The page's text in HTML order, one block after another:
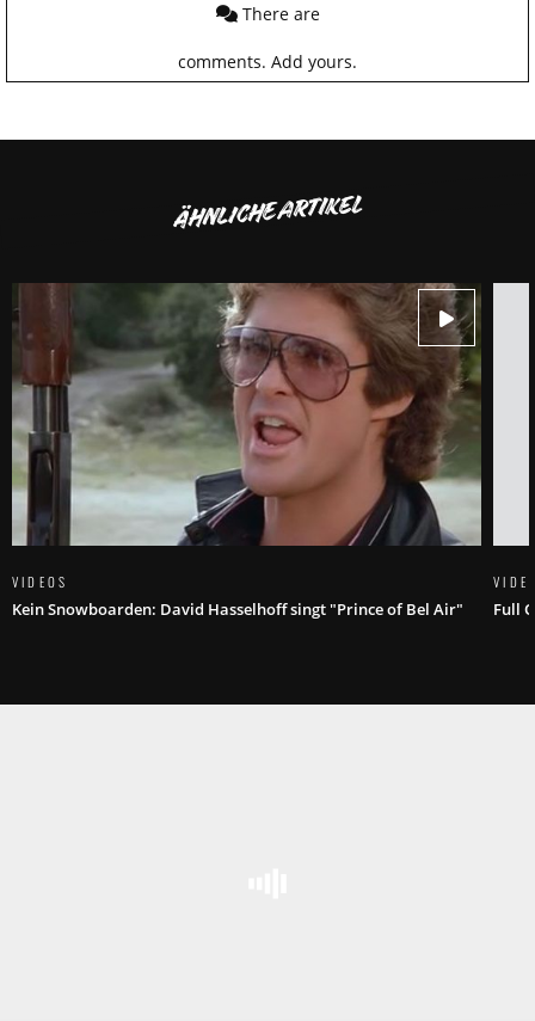
There are
comments. Add yours.
ÄHNLICHE ARTIKEL
VIDEOS
Kein Snowboarden: David Hasselhoff singt "Prince of Bel Air" Full